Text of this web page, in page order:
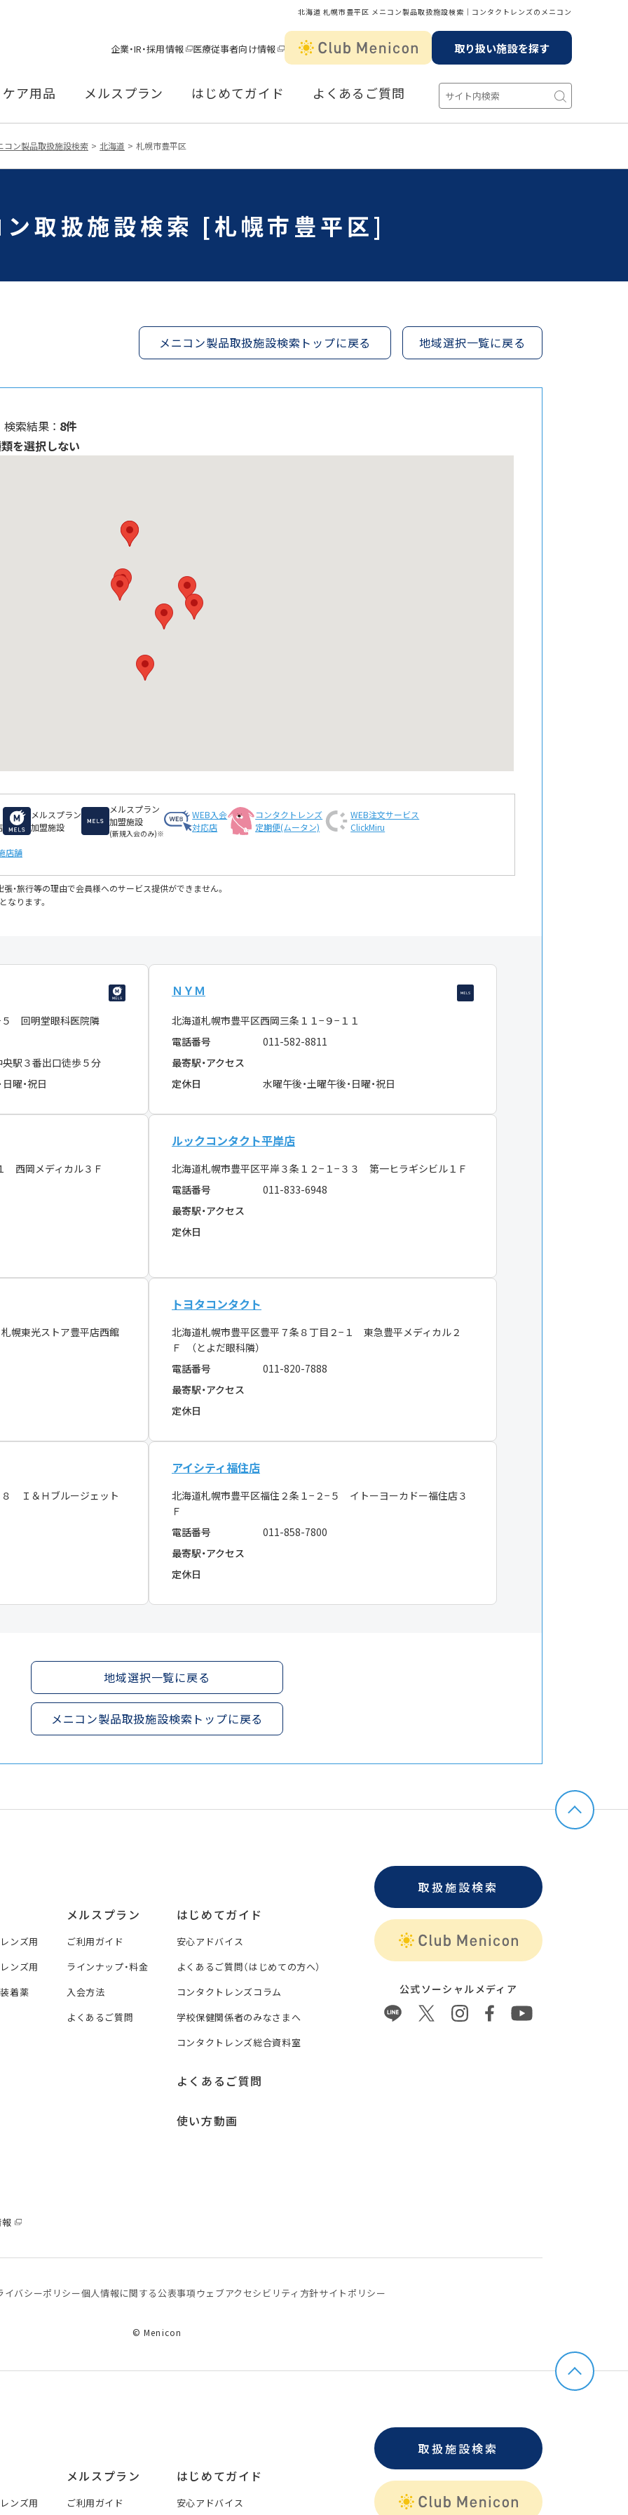
北海道 札幌市豊平区 メニコン製品取扱施設検索│コンタクトレンズのメニコン
企業・IR・採用情報 医療従事者向け情報 取り扱い施設を探す
ケア用品 メルスプラン はじめてガイド よくあるご質問
コン製品取扱施設検索 北海道 札幌市豊平区
ン取扱施設検索 [札幌市豊平区]
メニコン製品取扱施設検索トップに戻る 地域選択一覧に戻る
検索結果 ： 8件
を選択しない
メルスプラン
加盟施設
メルスプラン
加盟施設
(新規入会のみ)※
WEB入会
対応店
コンタクトレンズ
定期便(ムータン)
WEB注文サービス
ClickMiru
店舗
張・旅行等の理由で会員様へのサービス提供ができません。
なります。
５ 回明堂眼科医院隣
駅３番出口徒歩５分
曜・祝日
ＮＹＭ
北海道札幌市豊平区西岡三条１１−９−１１
電話番号
011-582-8811
最寄駅・アクセス
定休日
水曜午後・土曜午後・日曜・祝日
西岡メディカル３Ｆ
ルックコンタクト平岸店
北海道札幌市豊平区平岸３条１２−１−３３ 第一ヒラギシビル１Ｆ
電話番号
011-833-6948
最寄駅・アクセス
定休日
幌東光ストア豊平店西館
トヨタコンタクト
北海道札幌市豊平区豊平７条８丁目２−１ 東急豊平メディカル２
Ｆ （とよだ眼科隣）
電話番号
011-820-7888
最寄駅・アクセス
定休日
Ｉ＆Ｈブルージェット
アイシティ福住店
北海道札幌市豊平区福住２条１−２−５ イトーヨーカドー福住店３
Ｆ
電話番号
011-858-7800
最寄駅・アクセス
定休日
地域選択一覧に戻る
メニコン製品取扱施設検索トップに戻る
ンズ用
ンズ用
着薬
メルスプラン
ご利用ガイド
ラインナップ・料金
入会方法
よくあるご質問
はじめてガイド
安心アドバイス
よくあるご質問（はじめての方へ）
コンタクトレンズコラム
学校保健関係者のみなさまへ
コンタクトレンズ総合資料室
よくあるご質問
使い方動画
取扱施設検索
公式ソーシャルメディア
イバシーポリシー個⼈情報に関する公表事項 ウェブアクセシビリティ方針サイトポリシー
© Menicon
ンズ用
メルスプラン
ご利用ガイド
はじめてガイド
安心アドバイス
取扱施設検索